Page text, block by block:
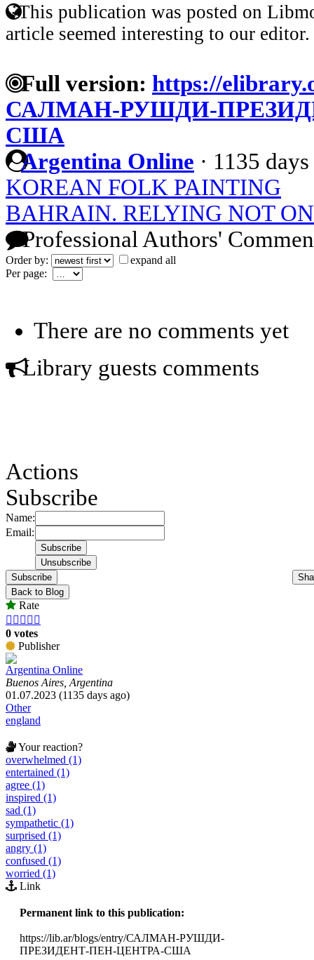
This publication was posted on
article seemed interesting to our editor.
Full version: https://
САЛМАН-РУШДИ-
США
Argentina Online · 1135
KOREAN FOLK PAINTING
BAHRAIN. RELYING NOT
Professional Authors'
Order by:
expand all
Per page:
There are no comments yet
Library guests comments
Actions
Subscribe
Name:
Email:
Subscribe
Back to Blog
Rate
    
0 votes
Publisher
Argentina Online
Buenos Aires, Argentina
01.07.2023 (1135 days ago)
Other
england
Your reaction?
overwhelmed (1)
entertained (1)
agree (1)
inspired (1)
sad (1)
sympathetic (1)
surprised (1)
angry (1)
confused (1)
worried (1)
Link
Permanent link to this publication:
https://lib.ar/blogs/entry/САЛМАН-РУШДИ-
ПРЕЗИДЕНТ-ПЕН-ЦЕНТРА-США